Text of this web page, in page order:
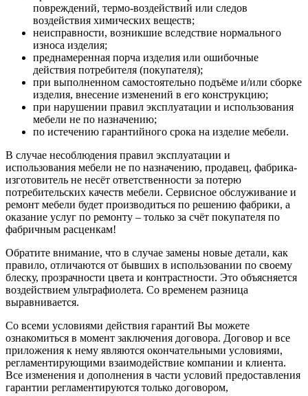
повреждений, термо-воздействий или следов
воздействия химических веществ;
неисправности, возникшие вследствие нормального
износа изделия;
преднамеренная порча изделия или ошибочные
действия потребителя (покупателя);
при выполненном самостоятельно подъёме и/или сборке
изделия, внесение изменений в его конструкцию;
при нарушении правил эксплуатации и использования
мебели не по назначению;
по истечению гарантийного срока на изделие мебели.
В случае несоблюдения правил эксплуатации и
использования мебели не по назначению, продавец, фабрика-
изготовитель не несёт ответственности за потерю
потребительских качеств мебели. Сервисное обслуживание и
ремонт мебели будет производиться по решению фабрики, а
оказание услуг по ремонту – только за счёт покупателя по
фабричным расценкам!
Обратите внимание, что в случае замены новые детали, как
правило, отличаются от бывших в использовании по своему
блеску, прозрачности цвета и контрастности. Это объясняется
воздействием ультрафиолета. Со временем разница
выравнивается.
Со всеми условиями действия гарантий Вы можете
ознакомиться в момент заключения договора. Договор и все
приложения к нему являются окончательными условиями,
регламентирующими взаимодействие компании и клиента.
Все изменения и дополнения в части условий предоставления
гарантии регламентируются только договором,